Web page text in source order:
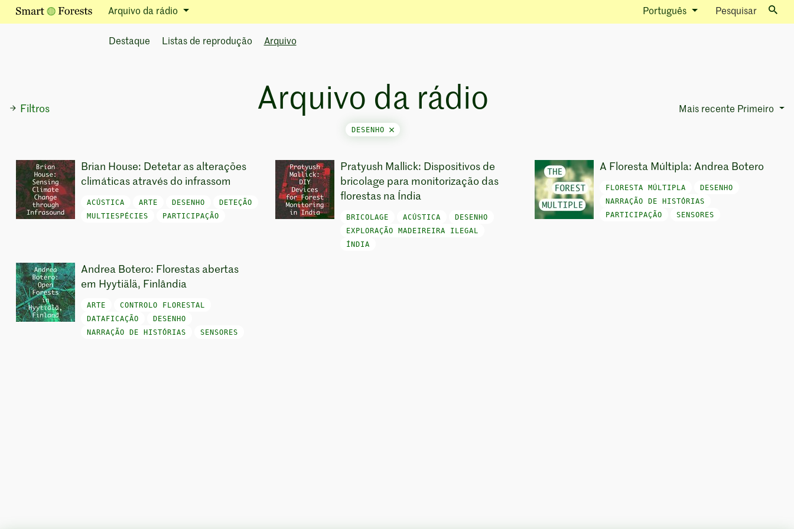
Arquivo da rádio Português Pesquisar
Destaque Listas de reprodução Arquivo
Filtros Arquivo da rádio
DESENHO
Mais recente Primeiro
Brian House: Detetar as alterações
climáticas através do infrassom
ACÚSTICA ARTE DESENHO
DETEÇÃO
MULTIESPÉCIES
PARTICIPAÇÃO
Pratyush Mallick: Dispositivos de
bricolage para monitorização das
florestas na Índia
BRICOLAGE ACÚSTICA
DESENHO
EXPLORAÇÃO MADEIREIRA ILEGAL
ÍNDIA
A Floresta Múltipla: Andrea Botero
FLORESTA MÚLTIPLA
DESENHO
NARRAÇÃO DE HISTÓRIAS
PARTICIPAÇÃO
SENSORES
Andrea Botero: Florestas abertas
em Hyytiälä, Finlândia
ARTE
CONTROLO FLORESTAL
DATAFICAÇÃO
DESENHO
NARRAÇÃO DE HISTÓRIAS
SENSORES